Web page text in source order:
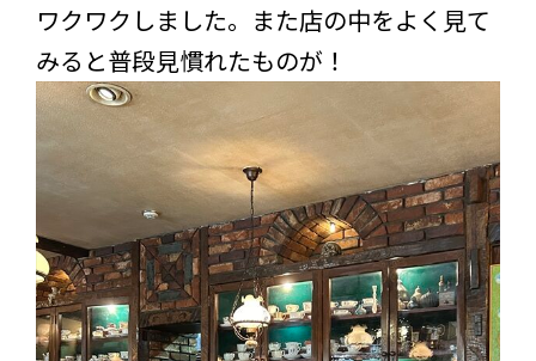
ワクワクしました。また店の中をよく見て
みると普段見慣れたものが！